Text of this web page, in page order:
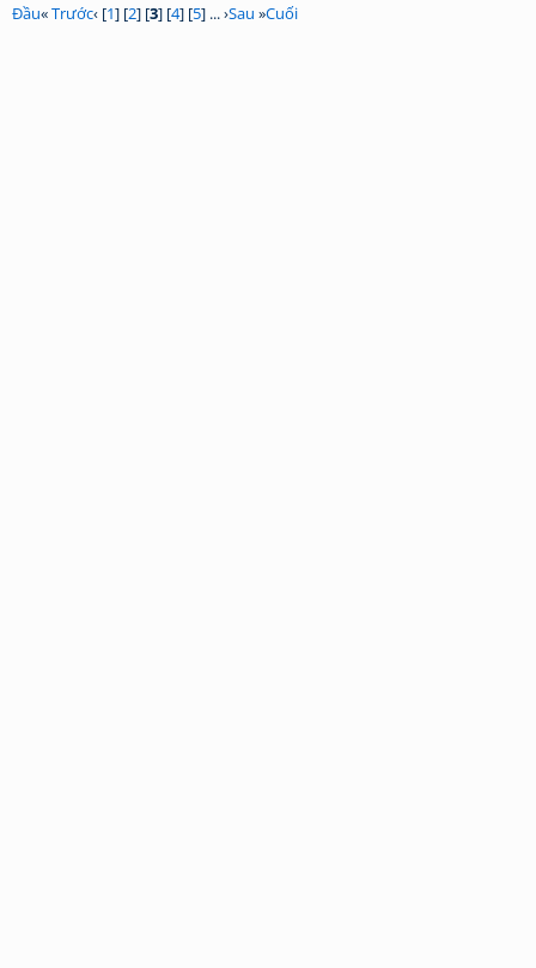
Đầu«Trước‹ [1] [2] [3] [4] [5] ... ›Sau »Cuối